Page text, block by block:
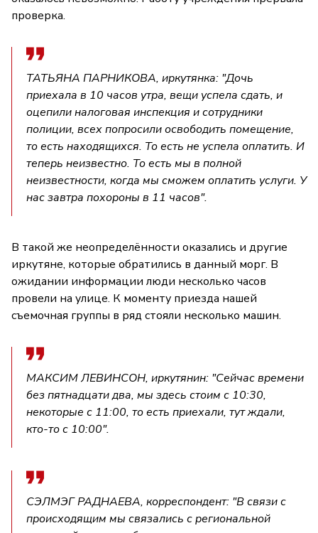
проверка.
ТАТЬЯНА ПАРНИКОВА, иркутянка: "Дочь
приехала в 10 часов утра, вещи успела сдать, и
оцепили налоговая инспекция и сотрудники
полиции, всех попросили освободить помещение,
то есть находящихся. То есть не успела оплатить. И
теперь неизвестно. То есть мы в полной
неизвестности, когда мы сможем оплатить услуги. У
нас завтра похороны в 11 часов".
В такой же неопределённости оказались и другие
иркутяне, которые обратились в данный морг. В
ожидании информации люди несколько часов
провели на улице. К моменту приезда нашей
съемочная группы в ряд стояли несколько машин.
МАКСИМ ЛЕВИНСОН, иркутянин: "Сейчас времени
без пятнадцати два, мы здесь стоим с 10:30,
некоторые с 11:00, то есть приехали, тут ждали,
кто-то с 10:00".
СЭЛМЭГ РАДНАЕВА, корреспондент: "В связи с
происходящим мы связались с региональной